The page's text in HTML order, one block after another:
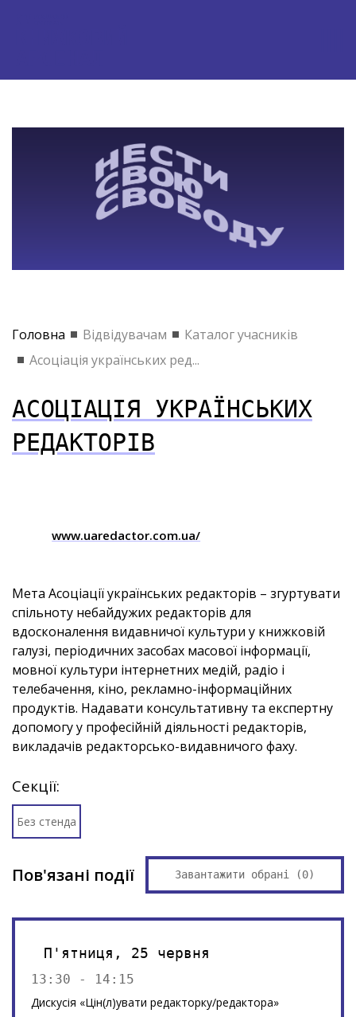
Головна Відвідувачам
Каталог учасників
Асоціація українських ред...
АСОЦІАЦІЯ УКРАЇНСЬКИХ
РЕДАКТОРІВ
www.uaredactor.com.ua/
Мета Асоціації українських редакторів – згуртувати
спільноту небайдужих редакторів для
вдосконалення видавничої культури у книжковій
галузі, періодичних засобах масової інформації,
мовної культури інтернетних медій, радіо і
телебачення, кіно, рекламно-інформаційних
продуктів. Надавати консультативну та експертну
допомогу у професійній діяльності редакторів,
викладачів редакторсько-видавничого фаху.
Секції:
Без стенда
Пов'язані події Завантажити обрані (0)
П'ятниця, 25 червня
13:30 - 14:15
Дискусія «Цін(л)увати редакторку/редактора»